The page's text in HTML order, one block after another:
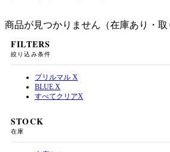
商品が見つかりません（在庫あり・取
FILTERS
絞り込み条件
プリルマル X
BLUE X
すべてクリアX
STOCK
在庫